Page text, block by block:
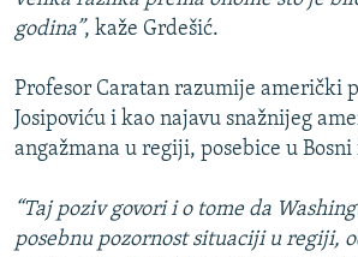
godina”, kaže Grdešić.
Profesor Caratan razumije američki
Josipoviću i kao najavu snažnijeg
angažmana u regiji, posebice u
“Taj poziv govori i o tome da
posebnu pozornost situaciji u regiji,